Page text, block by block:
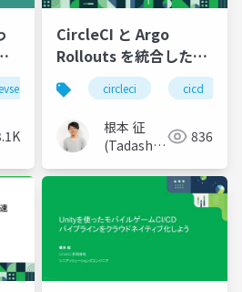
security container
CircleCI と Argo
Rollouts を統合した
GKE への継続的リリー
ス基盤
circleci cicd
根本 征
(Tadashi
836